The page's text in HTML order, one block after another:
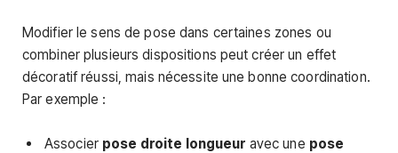
Modifier le sens de pose dans certaines zones ou
combiner plusieurs dispositions peut créer un effet
décoratif réussi, mais nécessite une bonne coordination.
Par exemple :
Associer pose droite longueur avec une pose